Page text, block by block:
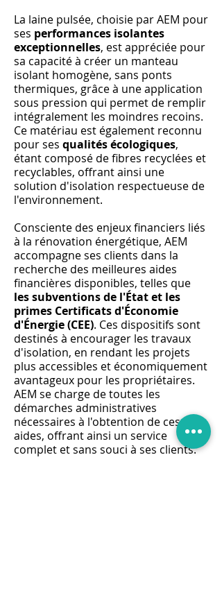
La laine pulsée, choisie par AEM pour
ses performances isolantes
exceptionnelles, est appréciée pour
sa capacité à créer un manteau
isolant homogène, sans ponts
thermiques, grâce à une application
sous pression qui permet de remplir
intégralement les moindres recoins.
Ce matériau est également reconnu
pour ses qualités écologiques,
étant composé de fibres recyclées et
recyclables, offrant ainsi une
solution d'isolation respectueuse de
l'environnement.
Consciente des enjeux financiers liés
à la rénovation énergétique, AEM
accompagne ses clients dans la
recherche des meilleures aides
financières disponibles, telles que
les subventions de l'État et les
primes Certificats d'Économie
d'Énergie (CEE). Ces dispositifs sont
destinés à encourager les travaux
d'isolation, en rendant les projets
plus accessibles et économiquement
avantageux pour les propriétaires.
AEM se charge de toutes les
démarches administratives
nécessaires à l'obtention de ces
aides, offrant ainsi un service
complet et sans souci à ses clients.